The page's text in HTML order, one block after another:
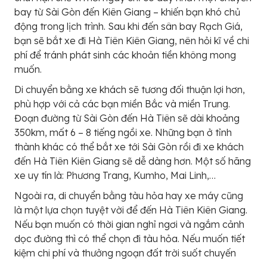
bay từ Sài Gòn đến Kiên Giang – khiến bạn khó chủ
động trong lịch trình. Sau khi đến sân bay Rạch Giá,
bạn sẽ bắt xe đi Hà Tiên Kiên Giang, nên hỏi kĩ về chi
phí để tránh phát sinh các khoản tiền không mong
muốn.
Di chuyển bằng xe khách sẽ tương đối thuận lợi hơn,
phù hợp với cả các bạn miền Bắc và miền Trung.
Đoạn đường từ Sài Gòn đến Hà Tiên sẽ dài khoảng
350km, mất 6 – 8 tiếng ngồi xe. Những bạn ở tỉnh
thành khác có thể bắt xe tới Sài Gòn rồi đi xe khách
đến Hà Tiên Kiên Giang sẽ dễ dàng hơn. Một số hãng
xe uy tín là: Phương Trang, Kumho, Mai Linh,…
Ngoài ra, di chuyển bằng tàu hỏa hay xe máy cũng
là một lựa chọn tuyệt vời để đến Hà Tiên Kiên Giang.
Nếu bạn muốn có thời gian nghỉ ngơi và ngắm cảnh
dọc đường thì có thể chọn đi tàu hỏa. Nếu muốn tiết
kiệm chi phí và thưởng ngoạn đất trời suốt chuyến